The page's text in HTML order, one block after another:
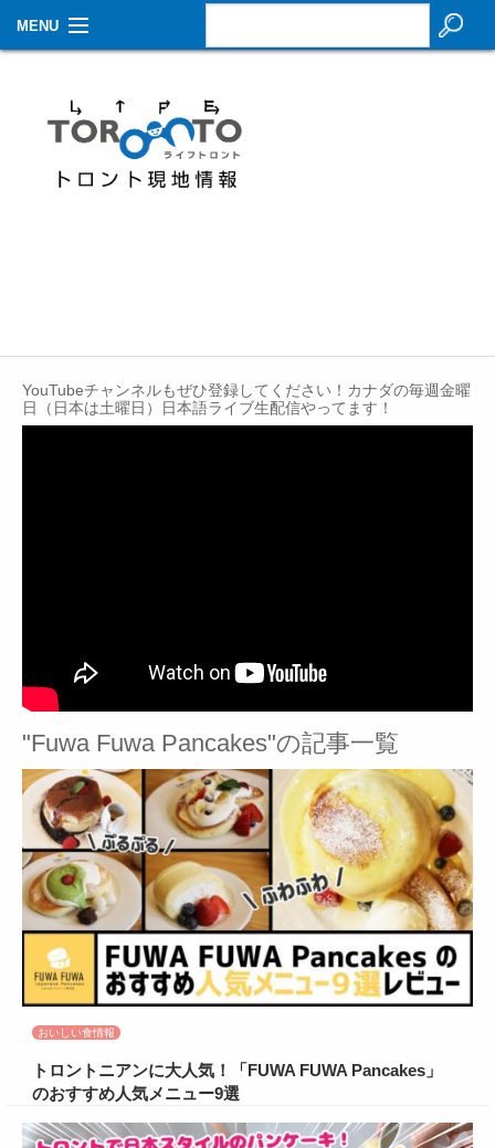
MENU
生活情報
その他
YouTubeチャンネルもぜひ登録してください！カナダの毎週金曜
日（日本は土曜日）日本語ライブ生配信やってます！
"Fuwa Fuwa Pancakes"の記事一覧
おいしい食情報
トロントニアンに大人気！「FUWA FUWA Pancakes」
のおすすめ人気メニュー9選